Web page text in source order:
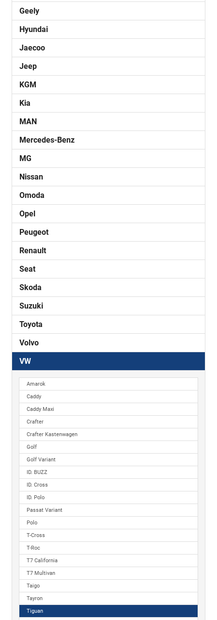
Geely
Hyundai
Jaecoo
Jeep
KGM
Kia
MAN
Mercedes-Benz
MG
Nissan
Omoda
Opel
Peugeot
Renault
Seat
Skoda
Suzuki
Toyota
Volvo
VW
Amarok
Caddy
Caddy Maxi
Crafter
Crafter Kastenwagen
Golf
Golf Variant
ID. BUZZ
ID. Cross
ID. Polo
Passat Variant
Polo
T-Cross
T-Roc
T7 California
T7 Multivan
Taigo
Tayron
Tiguan